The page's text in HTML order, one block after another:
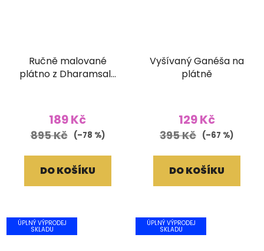
Ručně malované
plátno z Dharamsaly
189 Kč
895 Kč (–78 %)
DO KOŠÍKU
Vyšívaný Ganéša na
plátně
129 Kč
395 Kč (–67 %)
DO KOŠÍKU
ÚPLNÝ VÝPRODEJ
SKLADU
ÚPLNÝ VÝPRODEJ
SKLADU